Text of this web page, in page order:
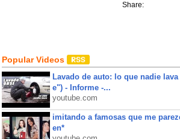
Share:
Popular Videos
Lavado de auto: lo que nadie
e") - Informe -...
youtube.com
imitando a famosas que me
en*